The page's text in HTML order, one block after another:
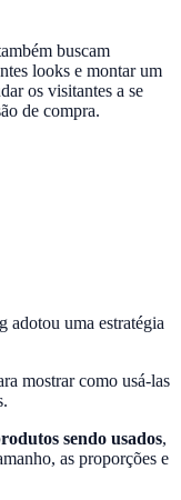
buscam
looks e montar um
os visitantes a se
de compra.
adotou uma estratégia
mostrar como usá-las
sendo usados,
as proporções e